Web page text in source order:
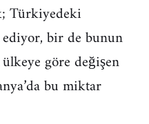
Türkiyedeki
ediyor, bir de bunun
göre değişen
bu miktar